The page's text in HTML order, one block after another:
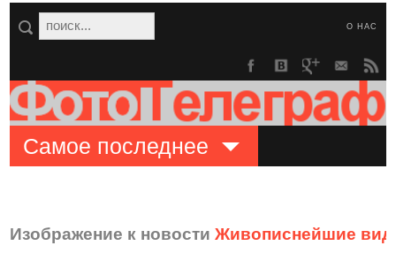
О НАС
Самое последнее
Изображение к новостиЖивописнейшие